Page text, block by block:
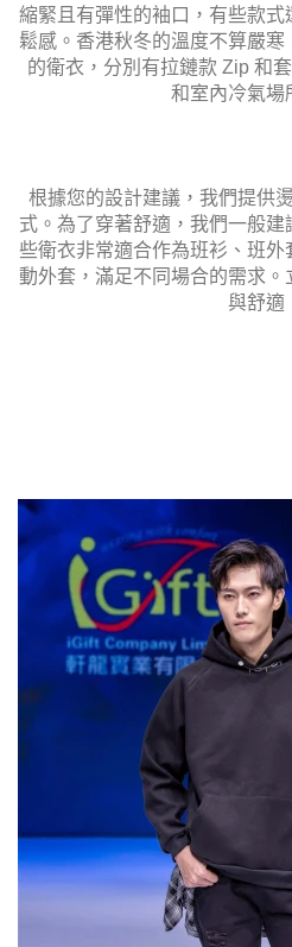
縮緊且有彈性的袖口，有些款
鬆感。香港秋冬的溫度不算嚴
的衛衣，分別有拉鏈款 Zip 和
和室內冷氣場
根據您的設計建議，我們提供
式。為了穿著舒適，我們一般
些衛衣非常適合作為班衫、班
動外套，滿足不同場合的需求
與舒適